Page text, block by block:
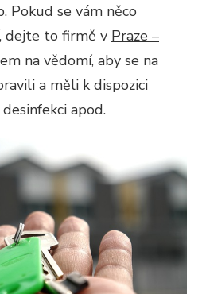
Pokud se vám něco
dejte to firmě v Praze –
na vědomí, aby se na
a měli k dispozici
apod.